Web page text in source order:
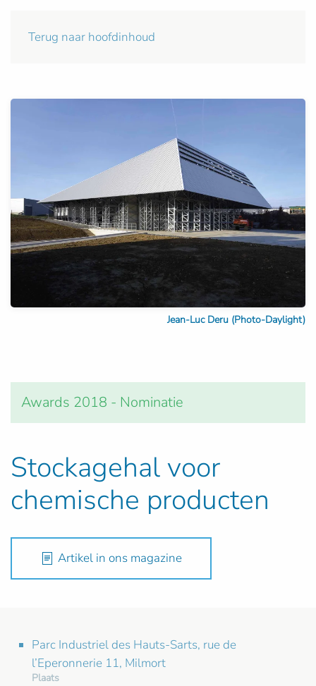
Terug naar hoofdinhoud
Jean-Luc Deru (Photo-Daylight)
Awards 2018 - Nominatie
Stockagehal voor
chemische producten
Artikel in ons magazine
Parc Industriel des Hauts-Sarts, rue de
l’Eperonnerie 11, Milmort
Plaats